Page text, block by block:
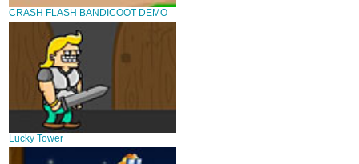
CRASH FLASH BANDICOOT DEMO
Lucky Tower